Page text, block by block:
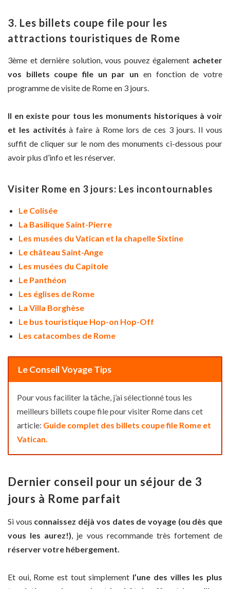
3. Les billets coupe file pour les
attractions touristiques de Rome
3ème et dernière solution, vous pouvez également acheter
vos billets coupe file un par un en fonction de votre
programme de visite de Rome en 3 jours.
Il en existe pour tous les monuments historiques à voir
et les activités à faire à Rome lors de ces 3 jours. Il vous
suffit de cliquer sur le nom des monuments ci-dessous pour
avoir plus d’info et les réserver.
Visiter Rome en 3 jours: Les incontournables
Le Colisée
La Basilique Saint-Pierre
Les musées du Vatican et la chapelle Sixtine
Le château Saint-Ange
Les musées du Capitole
Le Panthéon
Les églises de Rome
La Villa Borghèse
Le bus touristique Hop-on Hop-Off
Les catacombes de Rome
Le Conseil Voyage Tips
Pour vous faciliter la tâche, j’ai sélectionné tous les
meilleurs billets coupe file pour visiter Rome dans cet
article: Guide complet des billets coupe file Rome et
Vatican.
Dernier conseil pour un séjour de 3
jours à Rome parfait
Si vous connaissez déjà vos dates de voyage (ou dès que
vous les aurez!), je vous recommande très fortement de
réserver votre hébergement.
Et oui, Rome est tout simplement l’une des villes les plus